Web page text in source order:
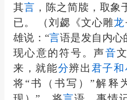
其言 ，陈之简牍，取象
已。
（刘勰《文心雕龙
雄说：“言语是发自内心
现心意的符号。声音
来，就能分辨出 君子和
将“书（书写）”解释